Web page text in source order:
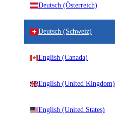
Deutsch (Österreich)
Deutsch (Schweiz)
English (Canada)
English (United Kingdom)
English (United States)